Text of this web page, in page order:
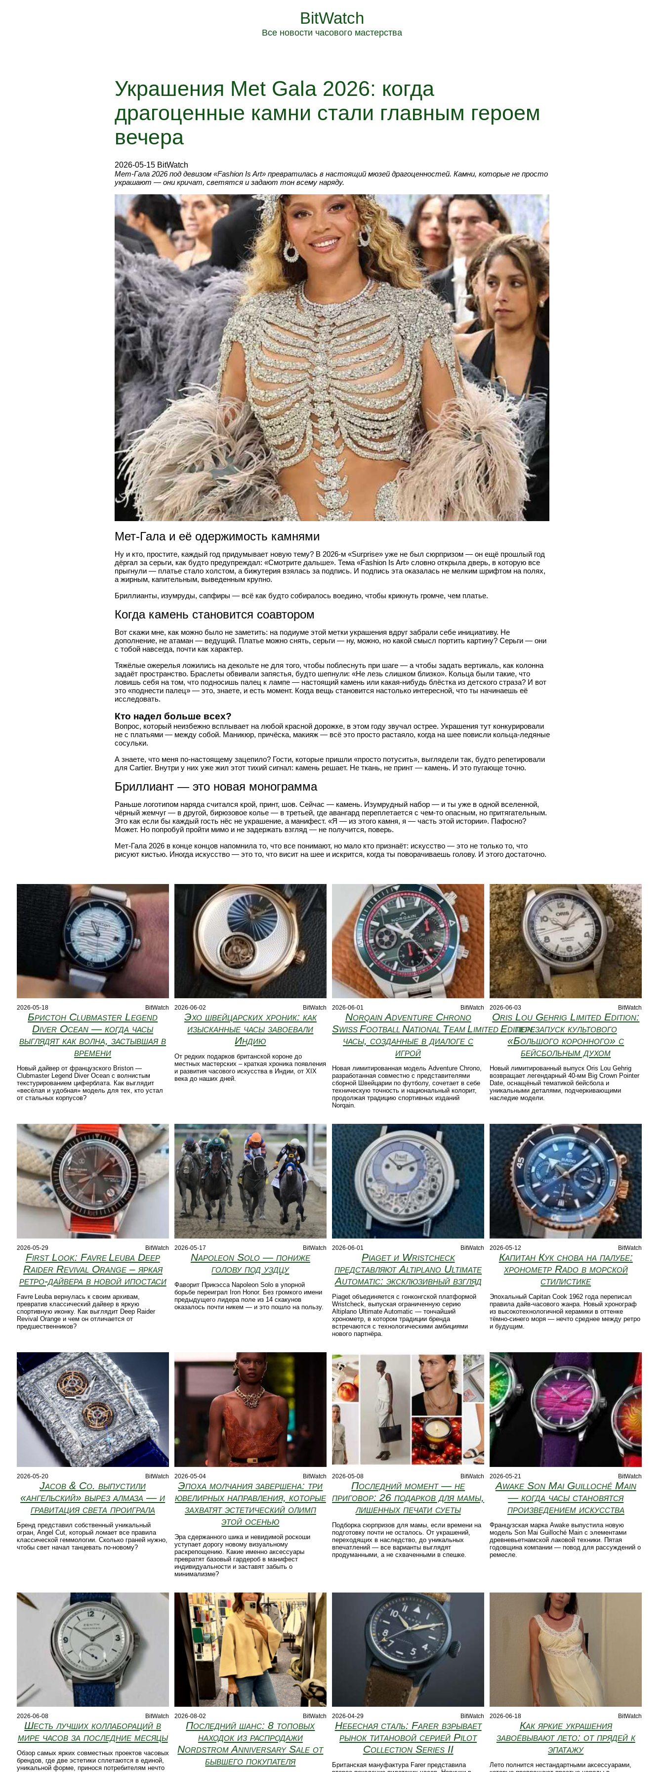
BitWatch
Все новости часового мастерства
Украшения Met Gala 2026: когда
драгоценные камни стали главным героем
вечера
2026-05-15 BitWatch
Мет-Гала 2026 под девизом «Fashion Is Art» превратилась в настоящий мюзей драгоценностей. Камни, которые не просто
украшают — они кричат, светятся и задают тон всему наряду.
Мет-Гала и её одержимость камнями
Ну и кто, простите, каждый год придумывает новую тему? В 2026-м «Surprise» уже не был сюрпризом — он ещё прошлый год
дёргал за серьги, как будто предупреждал: «Смотрите дальше». Тема «Fashion Is Art» словно открыла дверь, в которую все
прыгнули — платье стало холстом, а бижутерия взялась за подпись. И подпись эта оказалась не мелким шрифтом на полях,
а жирным, капительным, выведенным крупно.
Бриллианты, изумруды, сапфиры — всё как будто собиралось воедино, чтобы крикнуть громче, чем платье.
Когда камень становится соавтором
Вот скажи мне, как можно было не заметить: на подиуме этой метки украшения вдруг забрали себе инициативу. Не
дополнение, не атаман — ведущий. Платье можно снять, серьги — ну, можно, но какой смысл портить картину? Серьги — они
с тобой навсегда, почти как характер.
Тяжёлые ожерелья ложились на декольте не для того, чтобы поблеснуть при шаге — а чтобы задать вертикаль, как колонна
задаёт пространство. Браслеты обвивали запястья, будто шепнули: «Не лезь слишком близко». Кольца были такие, что
ловишь себя на том, что подносишь палец к лампе — настоящий камень или какая-нибудь блёстка из детского страза? И вот
это «поднести палец» — это, знаете, и есть момент. Когда вещь становится настолько интересной, что ты начинаешь её
исследовать.
Кто надел больше всех?
Вопрос, который неизбежно всплывает на любой красной дорожке, в этом году звучал острее. Украшения тут конкурировали
не с платьями — между собой. Маникюр, причёска, макияж — всё это просто растаяло, когда на шее повисли кольца-ледяные
сосульки.
А знаете, что меня по-настоящему зацепило? Гости, которые пришли «просто потусить», выглядели так, будто репетировали
для Cartier. Внутри у них уже жил этот тихий сигнал: камень решает. Не ткань, не принт — камень. И это пугающе точно.
Бриллиант — это новая монограмма
Раньше логотипом наряда считался крой, принт, шов. Сейчас — камень. Изумрудный набор — и ты уже в одной вселенной,
чёрный жемчуг — в другой, бирюзовое колье — в третьей, где авангард переплетается с чем-то опасным, но притягательным.
Это как если бы каждый гость нёс не украшение, а манифест. «Я — из этого камня, я — часть этой истории». Пафосно?
Может. Но попробуй пройти мимо и не задержать взгляд — не получится, поверь.
Мет-Гала 2026 в конце концов напомнила то, что все понимают, но мало кто признаёт: искусство — это не только то, что
рисуют кистью. Иногда искусство — это то, что висит на шее и искрится, когда ты поворачиваешь голову. И этого достаточно.
2026-05-18 BitWatch
Бристон Clubmaster Legend
Diver Ocean — когда часы
выглядят как волна, застывшая в
времени
Новый дайвер от французского Briston —
Clubmaster Legend Diver Ocean с волнистым
текстурированием циферблата. Как выглядит
«весёлая и удобная» модель для тех, кто устал
от стальных корпусов?
2026-06-02 BitWatch
Эхо швейцарских хроник: как
изысканные часы завоевали
Индию
От редких подарков британской короне до
местных мастерских – краткая хроника появления
и развития часового искусства в Индии, от XIX
века до наших дней.
2026-06-01 BitWatch
Norqain Adventure Chrono
Swiss Football National Team Limited Edition:
часы, созданные в диалоге с
игрой
Новая лимитированная модель Adventure Chrono,
разработанная совместно с представителями
сборной Швейцарии по футболу, сочетает в себе
техническую точность и национальный колорит,
продолжая традицию спортивных изданий
Norqain.
2026-06-03 BitWatch
Oris Lou Gehrig Limited Edition:
перезапуск культового
«Большого коронного» с
бейсбольным духом
Новый лимитированный выпуск Oris Lou Gehrig
возвращает легендарный 40‑мм Big Crown Pointer
Date, оснащёный тематикой бейсбола и
уникальными деталями, подчеркивающими
наследие модели.
2026-05-29 BitWatch
First Look: Favre Leuba Deep
Raider Revival Orange – яркая
ретро‑дайвера в новой ипостаси
Favre Leuba вернулась к своим архивам,
превратив классический дайвер в яркую
спортивную иконку. Как выглядит Deep Raider
Revival Orange и чем он отличается от
предшественников?
2026-05-17 BitWatch
Napoleon Solo — пониже
голову под уздцу
Фаворит Прикэсса Napoleon Solo в упорной
борьбе переиграл Iron Honor. Без громкого имени
предыдущего лидера поле из 14 скакунов
оказалось почти никем — и это пошло на пользу.
2026-06-01 BitWatch
Piaget и Wristcheck
представляют Altiplano Ultimate
Automatic: эксклюзивный взгляд
Piaget объединяется с гонконгской платформой
Wristcheck, выпуская ограниченную серию
Altiplano Ultimate Automatic — тончайший
хронометр, в котором традиции бренда
встречаются с технологическими амбициями
нового партнёра.
2026-05-12 BitWatch
Капитан Кук снова на палубе:
хронометр Rado в морской
стилистике
Эпохальный Capitan Cook 1962 года переписал
правила дайв-часового жанра. Новый хронограф
из высокотехнологичной керамики в оттенке
тёмно-синего моря — нечто среднее между ретро
и будущим.
2026-05-20 BitWatch
Jacob & Co. выпустили
«ангельский» вырез алмаза — и
гравитация света проиграла
Бренд представил собственный уникальный
огран, Angel Cut, который ломает все правила
классической геммологии. Сколько граней нужно,
чтобы свет начал танцевать по-новому?
2026-05-04 BitWatch
Эпоха молчания завершена: три
ювелирных направления, которые
захватят эстетический олимп
этой осенью
Эра сдержанного шика и невидимой роскоши
уступает дорогу новому визуальному
раскрепощению. Какие именно аксессуары
превратят базовый гардероб в манифест
индивидуальности и заставят забыть о
минимализме?
2026-05-08 BitWatch
Последний момент — не
приговор: 26 подарков для мамы,
лишенных печати суеты
Подборка сюрпризов для мамы, если времени на
подготовку почти не осталось. От украшений,
переходящих в наследство, до уникальных
впечатлений — все варианты выглядят
продуманными, а не схваченными в спешке.
2026-05-21 BitWatch
Awake Son Mai Guilloché Main
— когда часы становятся
произведением искусства
Французская марка Awake выпустила новую
модель Son Mai Guilloché Main с элементами
древневьетнамской лаковой техники. Пятая
годовщина компании — повод для рассуждений о
ремесле.
2026-06-08 BitWatch
Шесть лучших коллабораций в
мире часов за последние месяцы
Обзор самых ярких совместных проектов часовых
брендов, где две эстетики сплетаются в единой,
уникальной форме, принося потребителям нечто
2026-08-02 BitWatch
Последний шанс: 8 топовых
находок из распродажи
Nordstrom Anniversary Sale от
бывшего покупателя
2026-04-29 BitWatch
Небесная сталь: Farer взрывает
рынок титановой серией Pilot
Collection Series II
Британская мануфактура Farer представила
2026-06-18 BitWatch
Как яркие украшения
завоёвывают лето: от прядей к
эпатажу
Лето полнится нестандартными аксессуарами,